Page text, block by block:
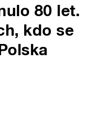
80 let.
kdo se